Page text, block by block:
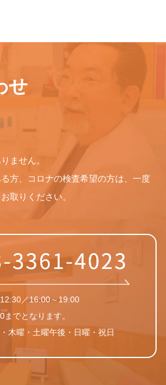
せ
ません。
方、コロナの検査希望の方は、一度
取りください。
／16:00～19:00
でとなります。
木曜・土曜午後・日曜・祝日